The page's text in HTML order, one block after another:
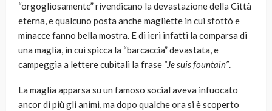
“orgogliosamente” rivendicano la devastazione della Città
eterna, e qualcuno posta anche magliette in cui sfottò e
minacce fanno bella mostra. E di ieri infatti la comparsa di
una maglia, in cui spicca la “barcaccia” devastata, e
campeggia a lettere cubitali la frase “Je suis fountain”.
La maglia apparsa su un famoso social aveva infuocato
ancor di più gli animi, ma dopo qualche ora si è scoperto